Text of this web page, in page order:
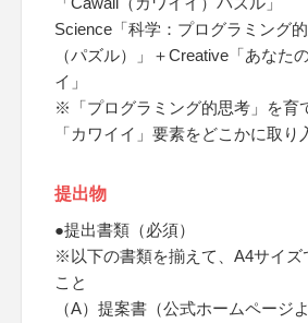
Science「科学：プログラミング
（パズル）」＋Creative「あなた
イ」
※「プログラミング的思考」を育
「カワイイ」要素をどこかに取り
提出物
●提出書類（必須）
※以下の書類を揃えて、A4サイズ
こと
（A）提案書（公式ホームページ